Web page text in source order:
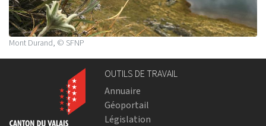
Mont Durand, © SFNP
OUTILS DE TRAVAIL
Annuaire
Géoportail
Législation